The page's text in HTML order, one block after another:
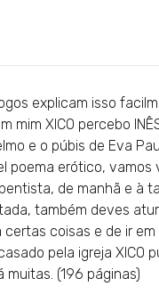
explicam isso
XICO percebo
e o púbis de Eva
poema erótico, vamos
de manhã e à
também deves
coisas e de ir em
pela igreja XICO
muitas. (196 páginas)